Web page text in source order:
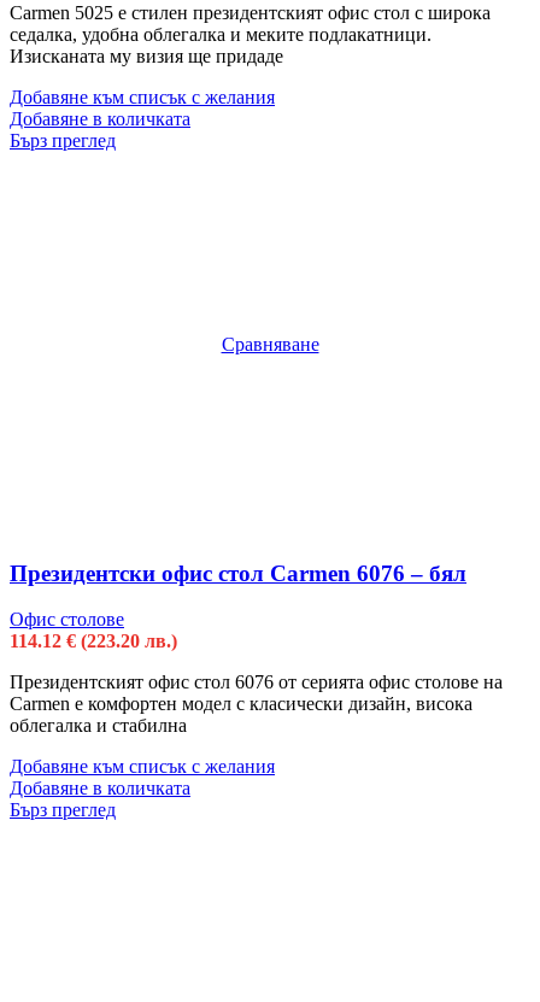
Carmen 5025 е стилен президентският офис стол с широка
седалка, удобна облегалка и меките подлакатници.
Изисканата му визия ще придаде
Добавяне към списък с желания
Добавяне в количката
Бърз преглед
Сравняване
Президентски офис стол Carmen 6076 – бял
Офис столове
114.12 € (223.20 лв.)
Президентският офис стол 6076 от серията офис столове на
Carmen е комфортен модел с класически дизайн, висока
облегалка и стабилна
Добавяне към списък с желания
Добавяне в количката
Бърз преглед